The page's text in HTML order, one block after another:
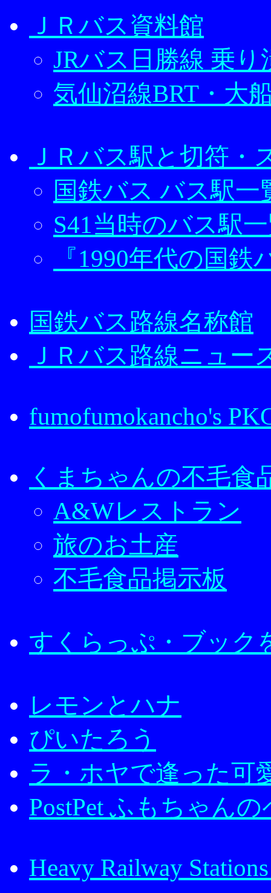
ＪＲバス資料館
JRバス日勝線 乗
気仙沼線BRT・大
ＪＲバス駅と切符・
国鉄バス バス駅一
S41当時のバス駅
『1990年代の国
国鉄バス路線名称館
ＪＲバス路線ニュー
fumofumokancho's
くまちゃんの不毛食
A&Wレストラン
旅のお土産
不毛食品掲示板
すくらっぷ・ブック
レモンとハナ
ぴいたろう
ラ・ホヤで逢った可
PostPet ふもちゃん
Heavy Railway